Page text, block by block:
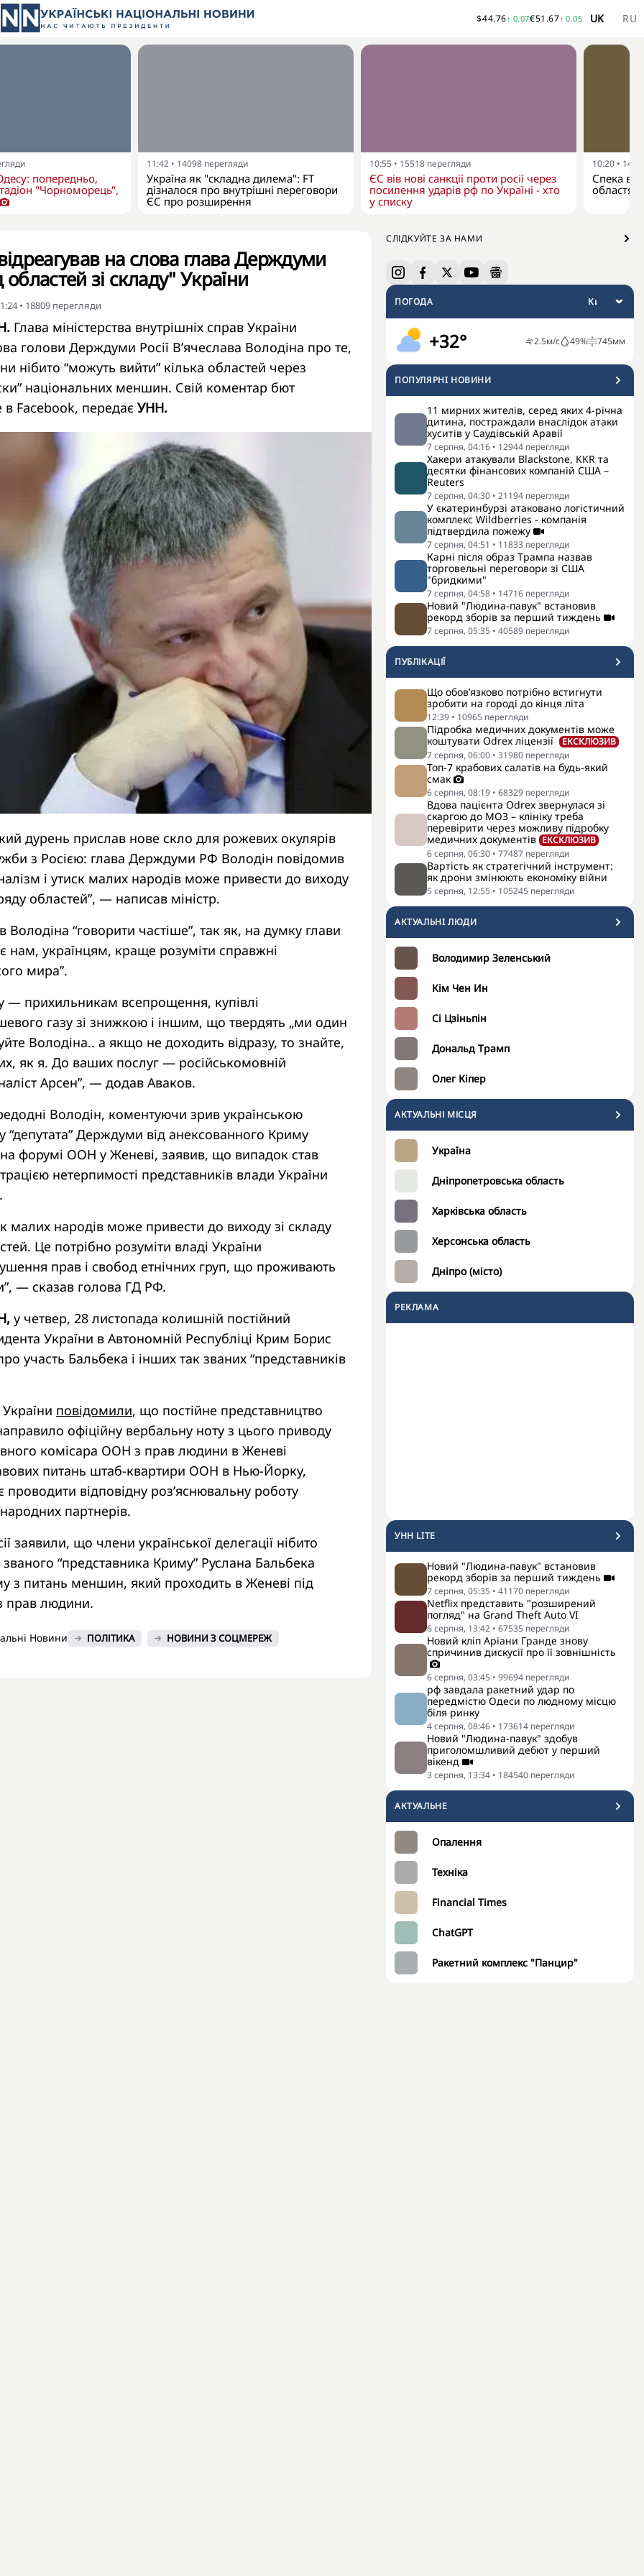
$44.76↑ 0.07€51.67↑ 0.05 UK RU
попередньо,
"Чорноморець",
11:42 • 14098 перегляди
Україна як "складна дилема": FT
дізналося про внутрішні переговори
ЄС про розширення
10:55 • 15518 перегляди
ЄС вів нові санкції проти росії через
посилення ударів рф по Україні - хто
у списку
10:20 •
Спека в
СЛІДКУЙТЕ ЗА НАМИ
ПОГОДА
+32° 2.5м/с 49% 745мм
ПОПУЛЯРНI НОВИНИ
11 мирних жителів, серед яких 4-річна
дитина, постраждали внаслідок атаки
хуситів у Саудівській Аравії
7 серпня, 04:16 • 12944 перегляди
Хакери атакували Blackstone, KKR та
десятки фінансових компаній США –
Reuters
7 серпня, 04:30 • 21194 перегляди
У єкатеринбурзі атаковано логістичний
комплекс Wildberries - компанія
підтвердила пожежу
7 серпня, 04:51 • 11833 перегляди
Карні після образ Трампа назвав
торговельні переговори зі США
"бридкими"
7 серпня, 04:58 • 14716 перегляди
Новий "Людина-павук" встановив
рекорд зборів за перший тиждень
7 серпня, 05:35 • 40589 перегляди
ПУБЛІКАЦІЇ
Що обов’язково потрібно встигнути
зробити на городі до кінця літа
12:39 • 10965 перегляди
Підробка медичних документів може
коштувати Odrex ліцензії
ЕКСКЛЮЗИВ
7 серпня, 06:00 • 31980 перегляди
Топ-7 крабових салатів на будь-який
смак
6 серпня, 08:19 • 68329 перегляди
Вдова пацієнта Odrex звернулася зі
скаргою до МОЗ – клініку треба
перевірити через можливу підробку
медичних документів ЕКСКЛЮЗИВ
6 серпня, 06:30 • 77487 перегляди
Вартість як стратегічний інструмент:
як дрони змінюють економіку війни
5 серпня, 12:55 • 105245 перегляди
АКТУАЛЬНI ЛЮДИ
Володимир Зеленський
Кім Чен Ин
Сі Цзіньпін
Дональд Трамп
Олег Кіпер
АКТУАЛЬНІ МІСЦЯ
Україна
Дніпропетровська область
Харківська область
Херсонська область
Дніпро (місто)
РЕКЛАМА
УНН LITE
Новий "Людина-павук" встановив
рекорд зборів за перший тиждень
7 серпня, 05:35 • 41170 перегляди
Netflix представить "розширений
погляд" на Grand Theft Auto VI
6 серпня, 13:42 • 67535 перегляди
Новий кліп Аріани Гранде знову
спричинив дискусії про її зовнішність
6 серпня, 03:45 • 99694 перегляди
рф завдала ракетний удар по
передмістю Одеси по людному місцю
біля ринку
4 серпня, 08:46 • 173614 перегляди
Новий "Людина-павук" здобув
приголомшливий дебют у перший
вікенд
3 серпня, 13:34 • 184540 перегляди
АКТУАЛЬНЕ
Опалення
Техніка
Financial Times
ChatGPT
Ракетний комплекс "Панцир"
на слова глава Держдуми
зі складу" України
• 18809 перегляди
Глава міністерства внутрішніх справ України
голови Держдуми Росії В’ячеслава Володіна про те,
нібито “можуть вийти” кілька областей через
національних меншин. Свій коментар бют
в Facebook, передає УНН.
дурень прислав нове скло для рожевих окулярів
з Росією: глава Держдуми РФ Володін повідомив
і утиск малих народів може привести до виходу
областей”, — написав міністр.
Володіна “говорити частіше”, так як, на думку глави
нам, українцям, краще розуміти справжні
мира”.
прихильникам всепрощення, купівлі
газу зі знижкою і іншим, що твердять „ми один
Володіна.. а якщо не доходить відразу, то знайте,
як я. До ваших послуг — російськомовній
Арсен”, — додав Аваков.
Володін, коментуючи зрив українською
“депутата” Держдуми від анексованного Криму
форумі ООН у Женеві, заявив, що випадок став
нетерпимості представників влади України
малих народів може привести до виходу зі складу
Це потрібно розуміти владі України
прав і свобод етнічних груп, що проживають
— сказав голова ГД РФ.
у четвер, 28 листопада колишній постійний
України в Автономній Республіці Крим Борис
участь Бальбека і інших так званих “представників
повідомили, що постійне представництво
офіційну вербальну ноту з цього приводу
комісара ООН з прав людини в Женеві
питань штаб-квартири ООН в Нью-Йорку,
відповідну роз’яснювальну роботу
партнерів.
заявили, що члени української делегації нібито
званого “представника Криму” Руслана Бальбека
з питань меншин, який проходить в Женеві під
прав людини.
Новини ПОЛІТИКА НОВИНИ З СОЦМЕРЕЖ